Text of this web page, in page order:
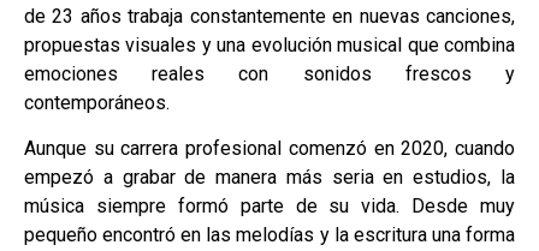
de 23 años trabaja constantemente en nuevas canciones,
propuestas visuales y una evolución musical que combina
emociones reales con sonidos frescos y
contemporáneos.
Aunque su carrera profesional comenzó en 2020, cuando
empezó a grabar de manera más seria en estudios, la
música siempre formó parte de su vida. Desde muy
pequeño encontró en las melodías y la escritura una forma